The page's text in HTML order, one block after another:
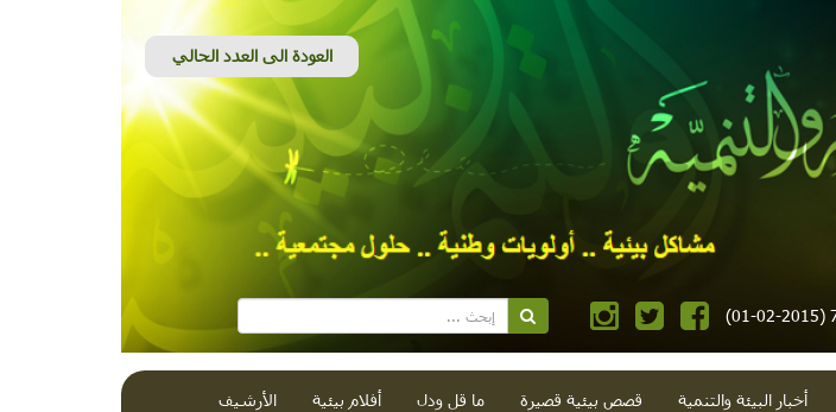
أخبار البيئة والتنمية قصص بيئية قصيرة ما قل ودل أفلام بيئية الأرشيف